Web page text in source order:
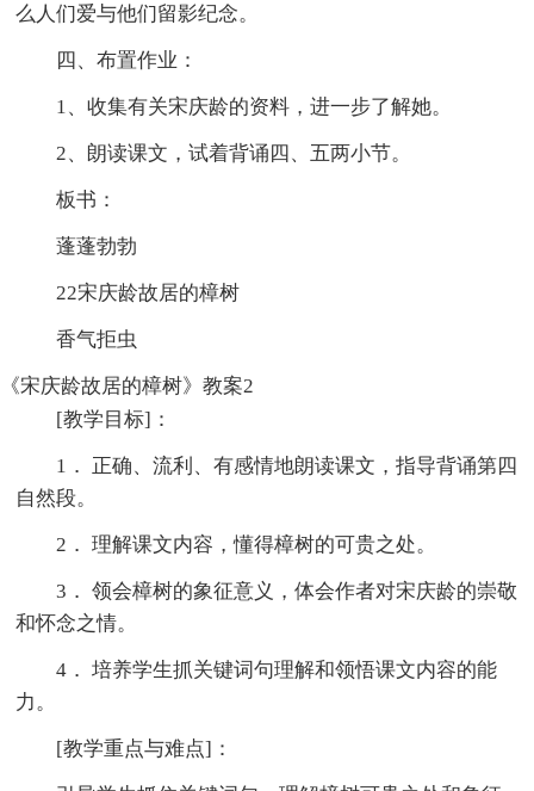
么人们爱与他们留影纪念。
四、布置作业：
1、收集有关宋庆龄的资料，进一步了解她。
2、朗读课文，试着背诵四、五两小节。
板书：
蓬蓬勃勃
22宋庆龄故居的樟树
香气拒虫
《宋庆龄故居的樟树》教案2
[教学目标]：
1． 正确、流利、有感情地朗读课文，指导背诵第四
自然段。
2． 理解课文内容，懂得樟树的可贵之处。
3． 领会樟树的象征意义，体会作者对宋庆龄的崇敬
和怀念之情。
4． 培养学生抓关键词句理解和领悟课文内容的能
力。
[教学重点与难点]：